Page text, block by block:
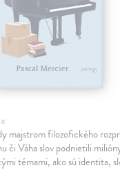
majstrom filozofického
či Váha slov podnietili
témami, ako sú identita,